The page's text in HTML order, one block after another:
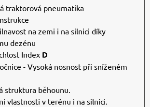
traktorová pneumatika
na zemi i na silnici díky
dezénu
Index D
- Vysoká nosnost při sníženém
struktura běhounu.
vlastnosti v terénu i na silnici.